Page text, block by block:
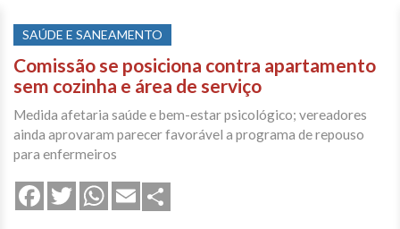
SAÚDE E SANEAMENTO
Comissão se posiciona contra apartamento
sem cozinha e área de serviço
Medida afetaria saúde e bem-estar psicológico; vereadores
ainda aprovaram parecer favorável a programa de repouso
para enfermeiros
FacebookTwitterWhatsApp
Email